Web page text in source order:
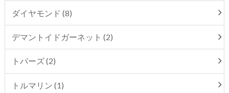
ダイヤモンド (8)
デマントイドガーネット (2)
トパーズ (2)
トルマリン (1)